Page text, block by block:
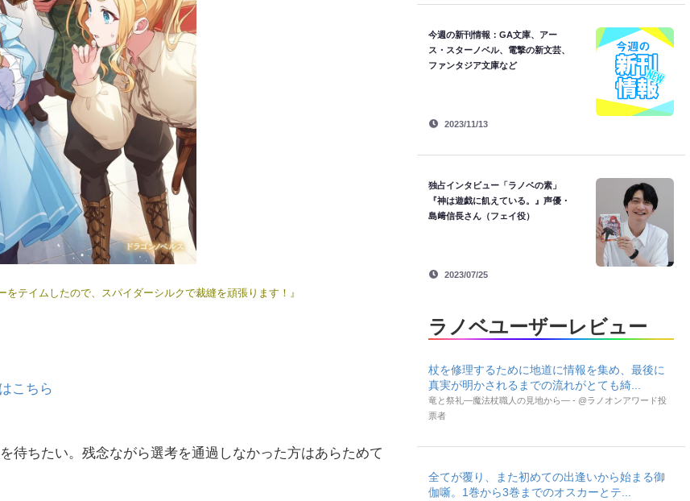
テイムしたので、スパイダーシルクで裁縫を頑張ります！』
こちら
待ちたい。残念ながら選考を通過しなかった方はあらためて
今週の新刊情報：GA文庫、アー
ス・スターノベル、電撃の新文芸、
ファンタジア文庫など
2023/11/13
独占インタビュー「ラノベの素」
『神は遊戯に飢えている。』声優・
島﨑信長さん（フェイ役）
2023/07/25
ラノベユーザーレビュー
杖を修理するために地道に情報を集め、最後に
真実が明かされるまでの流れがとても綺...
竜と祭礼―魔法杖職人の見地から― - @ラノオンアワード投
票者
全てが覆り、また初めての出逢いから始まる御
伽噺。1巻から3巻までのオスカーとテ...